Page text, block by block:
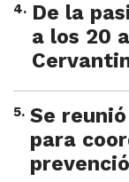
4. De la
a los 20
5. Se
para